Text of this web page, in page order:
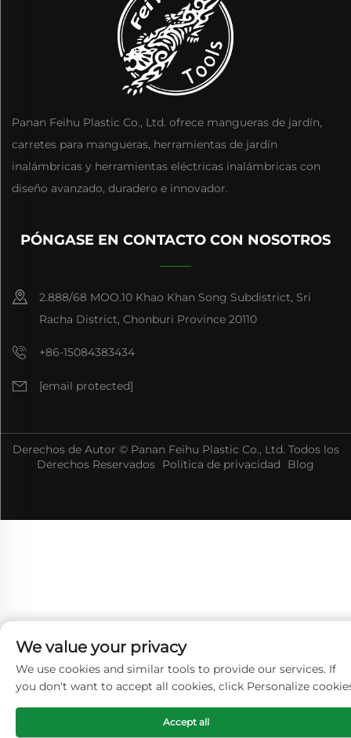
Panan Feihu Plastic Co., Ltd. ofrece mangueras de jardín,
carretes para mangueras, herramientas de jardín
inalámbricas y herramientas eléctricas inalámbricas con
diseño avanzado, duradero e innovador.
PÓNGASE EN CONTACTO CON NOSOTROS
2.888/68 MOO.10 Khao Khan Song Subdistrict, Sri
Racha District, Chonburi Province 20110
+86-15084383434
[email protected]
Derechos de Autor © Panan Feihu Plastic Co., Ltd. Todos los
Derechos Reservados Política de privacidad Blog
We value your privacy
We use cookies and similar tools to provide our services. If
you don't want to accept all cookies, click Personalize
Accept all